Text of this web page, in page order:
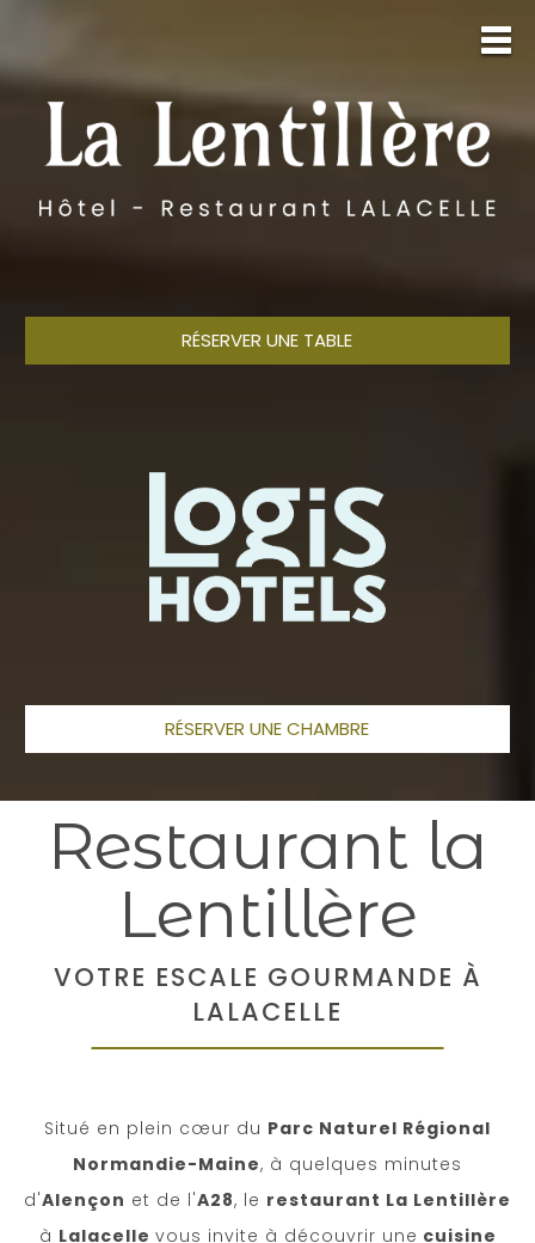
RÉSERVER UNE TABLE
RÉSERVER UNE CHAMBRE
Restaurant la
Lentillère
VOTRE ESCALE GOURMANDE À
LALACELLE
Situé en plein cœur du Parc Naturel Régional
Normandie-Maine, à quelques minutes
d'Alençon et de l'A28, le restaurant La Lentillère
à Lalacelle vous invite à découvrir une cuisine